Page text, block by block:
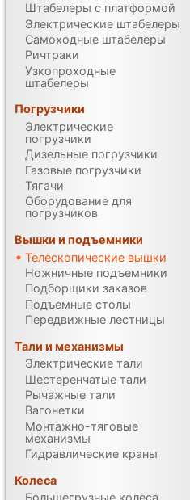
Штабелеры с платформой
Электрические штабелеры
Самоходные штабелеры
Ричтраки
Узкопроходные
штабелеры
Погрузчики
Электрические
погрузчики
Дизельные погрузчики
Газовые погрузчики
Тягачи
Оборудование для
погрузчиков
Вышки и подъемники
Телескопические вышки
Ножничные подъемники
Подборщики заказов
Подъемные столы
Передвижные лестницы
Тали и механизмы
Электрические тали
Шестеренчатые тали
Рычажные тали
Вагонетки
Монтажно-тяговые
механизмы
Гидравлические краны
Колеса